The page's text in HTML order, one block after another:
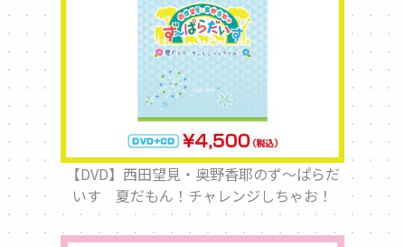
【DVD】西田望見・奥野香耶のず～ぱらだ
いす 夏だもん！チャレンジしちゃお！